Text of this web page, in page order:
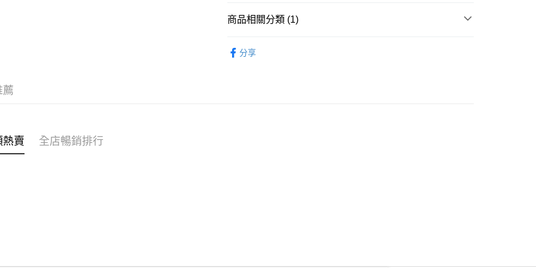
WeChat Pay
送貨方式
商品相關分類 (1)
分享
薦
賣 全店暢銷排行